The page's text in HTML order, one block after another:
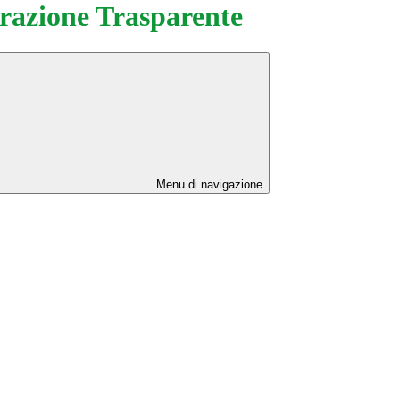
Trasparente
Menu di navigazione